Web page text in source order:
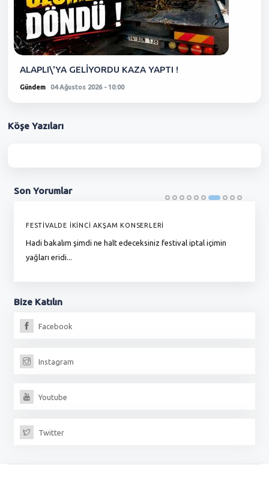
ALAPLI\'YA GELİYORDU KAZA YAPTI !
Gündem 04 Ağustos 2026 - 10:00
Köşe Yazıları
Son Yorumlar
FESTİVALDE İKİNCİ AKŞAM KONSERLERİ
Hadi bakalım şimdi ne halt edeceksiniz festival iptal içimin
yağları eridi...
Bize Katılın
Facebook
Instagram
Youtube
Twitter